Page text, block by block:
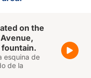
on the
esquina de
de la